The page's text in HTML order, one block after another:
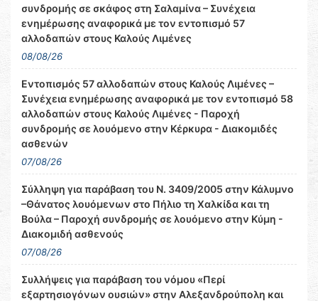
συνδρομής σε σκάφος στη Σαλαμίνα – Συνέχεια
ενημέρωσης αναφορικά με τον εντοπισμό 57
αλλοδαπών στους Καλούς Λιμένες
08/08/26
Εντοπισμός 57 αλλοδαπών στους Καλούς Λιμένες –
Συνέχεια ενημέρωσης αναφορικά με τον εντοπισμό 58
αλλοδαπών στους Καλούς Λιμένες - Παροχή
συνδρομής σε λουόμενο στην Κέρκυρα - Διακομιδές
ασθενών
07/08/26
Σύλληψη για παράβαση του Ν. 3409/2005 στην Κάλυμνο
–Θάνατος λουόμενων στο Πήλιο τη Χαλκίδα και τη
Βούλα – Παροχή συνδρομής σε λουόμενο στην Κύμη -
Διακομιδή ασθενούς
07/08/26
Συλλήψεις για παράβαση του νόμου «Περί
εξαρτησιογόνων ουσιών» στην Αλεξανδρούπολη και